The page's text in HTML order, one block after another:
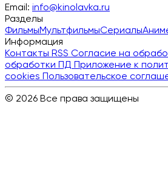
Email: info@kinolavka.ru
Разделы
ФильмыМультфильмыСериалы
Информация
Контакты RSS Согласие на
обработки ПД Приложение к
cookies Пользовательское
© 2026 Все права защищены